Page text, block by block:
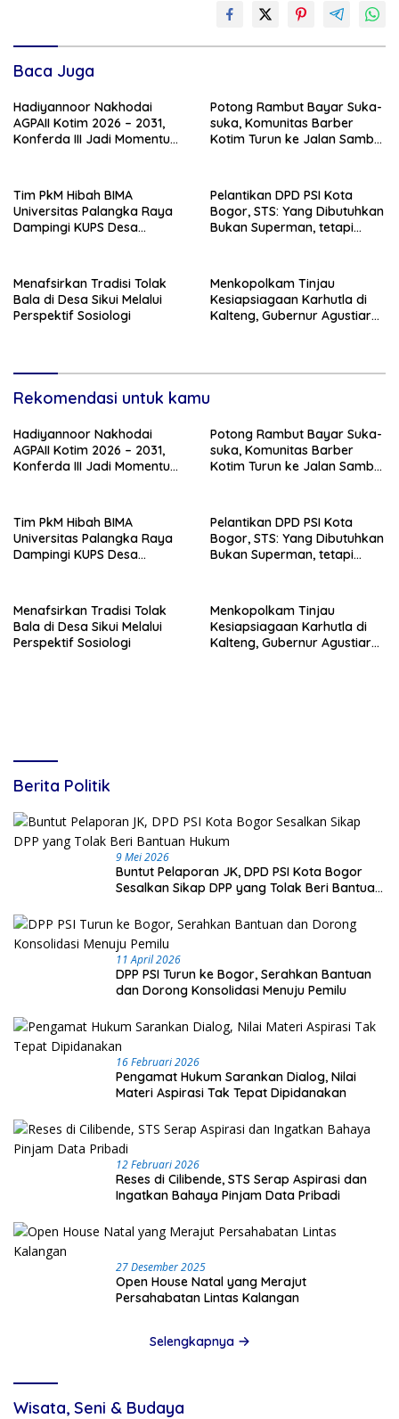
Baca Juga
Hadiyannoor Nakhodai
AGPAII Kotim 2026 – 2031,
Konferda III Jadi Momentum
Potong Rambut Bayar Suka-
suka, Komunitas Barber
Kotim Turun ke Jalan Sambut
Tim PkM Hibah BIMA
Universitas Palangka Raya
Dampingi KUPS Desa
Pelantikan DPD PSI Kota
Bogor, STS: Yang Dibutuhkan
Bukan Superman, tetapi
Menafsirkan Tradisi Tolak
Bala di Desa Sikui Melalui
Perspektif Sosiologi
Menkopolkam Tinjau
Kesiapsiagaan Karhutla di
Kalteng, Gubernur Agustiar
Rekomendasi untuk kamu
Hadiyannoor Nakhodai
AGPAII Kotim 2026 – 2031,
Konferda III Jadi Momentum
Potong Rambut Bayar Suka-
suka, Komunitas Barber
Kotim Turun ke Jalan Sambut
Tim PkM Hibah BIMA
Universitas Palangka Raya
Dampingi KUPS Desa
Pelantikan DPD PSI Kota
Bogor, STS: Yang Dibutuhkan
Bukan Superman, tetapi
Menafsirkan Tradisi Tolak
Bala di Desa Sikui Melalui
Perspektif Sosiologi
Menkopolkam Tinjau
Kesiapsiagaan Karhutla di
Kalteng, Gubernur Agustiar
Berita Politik
9 Mei 2026
Buntut Pelaporan JK, DPD PSI Kota Bogor
Sesalkan Sikap DPP yang Tolak Beri Bantuan
11 April 2026
DPP PSI Turun ke Bogor, Serahkan Bantuan
dan Dorong Konsolidasi Menuju Pemilu
16 Februari 2026
Pengamat Hukum Sarankan Dialog, Nilai
Materi Aspirasi Tak Tepat Dipidanakan
12 Februari 2026
Reses di Cilibende, STS Serap Aspirasi dan
Ingatkan Bahaya Pinjam Data Pribadi
27 Desember 2025
Open House Natal yang Merajut
Persahabatan Lintas Kalangan
Selengkapnya
Wisata, Seni & Budaya